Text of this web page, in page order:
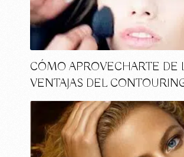
CÓMO APROVECHARTE DE
VENTAJAS DEL